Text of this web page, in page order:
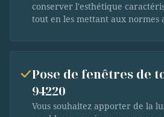
conserver l'esthétique
tout en les mettant aux normes
Pose de fenêtres de
94220
Vous souhaitez apporter de la